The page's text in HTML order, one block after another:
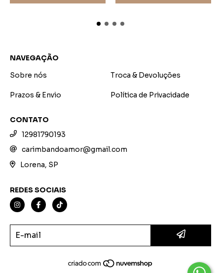
NAVEGAÇÃO
Sobre nós
Troca & Devoluções
Prazos & Envio Política de Privacidade
CONTATO
12981790193
carimbandoamor@gmail.com
Lorena, SP
REDES SOCIAIS